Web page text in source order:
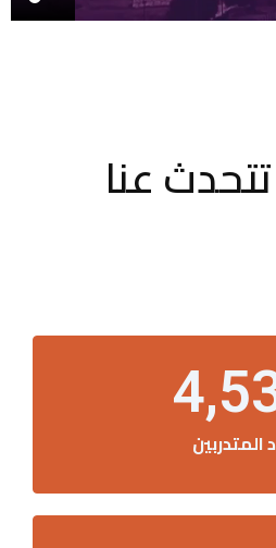
عنا
المتدربين